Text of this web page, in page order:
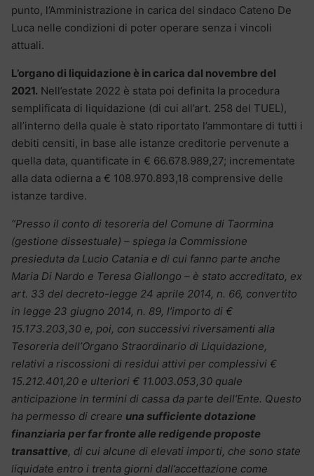
punto, l’Amministrazione in carica del sindaco Cateno De
Luca nelle condizioni di poter operare senza i vincoli
attuali.
L’organo di liquidazione è in carica dal novembre del
2021. Nell’estate 2022 è stata poi definita la procedura
semplificata di liquidazione (di cui all’art. 258 del TUEL),
all’interno della quale è stato riportato l’ammontare di tutti i
debiti censiti, in base alle istanze creditorie pervenute a
quella data, quantificate in € 66.678.989,27; incrementate
alla data odierna a € 108.970.893,18 comprensive delle
istanze tardive.
“Presso il conto di tesoreria del Comune di Taormina
(gestione dissestuale) – spiega la Commissione
presieduta da Lucio Catania e di cui fanno parte anche
Maria Di Nardo e Teresa Giallongo – è stato accreditato, ex
art. 33 del decreto-legge 24 aprile 2014, n. 66, convertito
in legge 23 giugno 2014, n. 89, l’importo di €
15.173.203,30 e, poi, con successivi riversamenti alla
Tesoreria dell’Organo Straordinario di Liquidazione,
relativi a riscossioni di residui attivi per complessivi €
15.212.401,20 e ulteriori € 11.003.053,30 quale
anticipazione in termini di cassa da parte dell’Ente. Questo
ha permesso di creare una sufficiente dotazione
finanziaria per far fronte alle redigende proposte
transattive, di cui alcune di elevati importi, che sono state
liquidate entro i trenta giorni dall’accettazione come